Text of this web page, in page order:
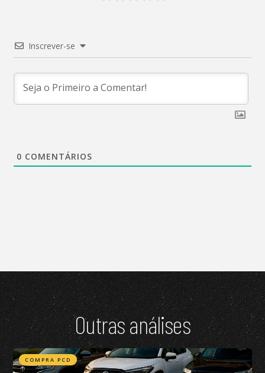
Inscrever-se
0 COMENTÁRIOS
Outras análises
COMPRA PCD